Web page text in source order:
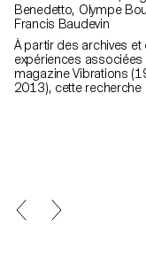
Benedetto, Olympe
Francis Baudevin
À partir des archives et
expériences associées
magazine Vibrations
2013), cette recherche